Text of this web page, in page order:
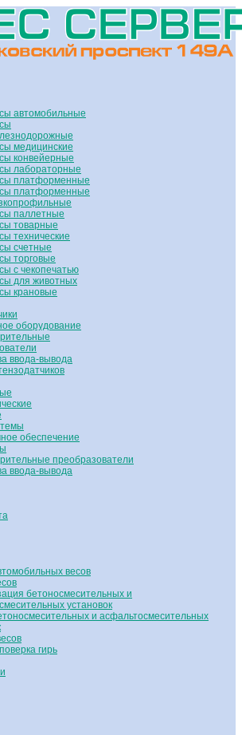
автомобильные
медицинские
конвейерные
лабораторные
платформенные
платформенные
паллетные
товарные
технические
счетные
торговые
с чекопечатью
для животных
крановые
оборудование
ввода-вывода
обеспечение
преобразователи
ввода-вывода
весов
бетоносмесительных и
установок
и асфальтосмесительных
гирь